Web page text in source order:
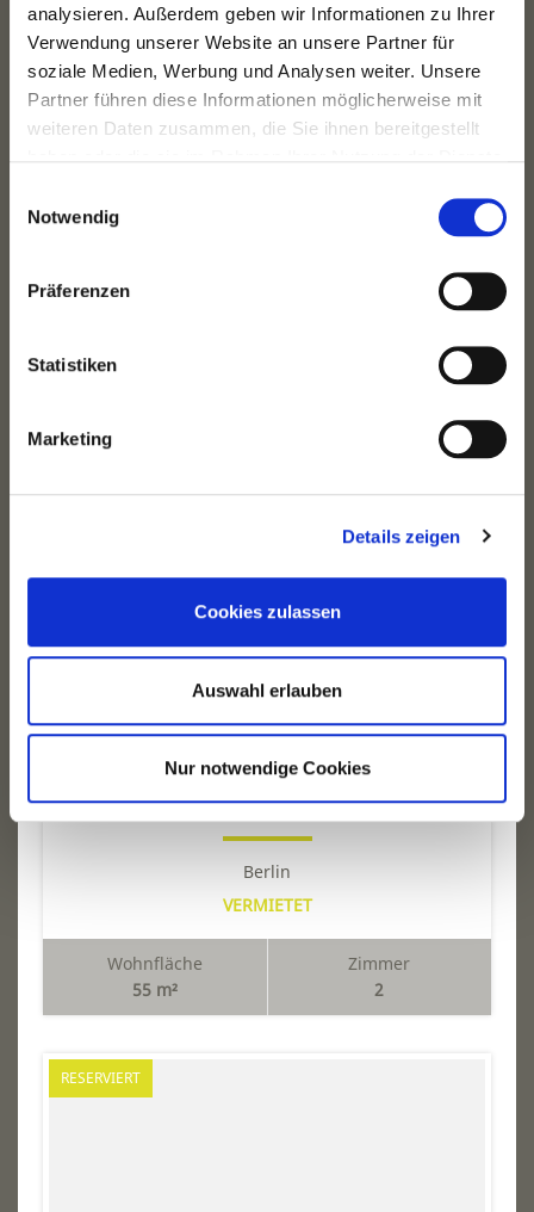
analysieren. Außerdem geben wir Informationen zu Ihrer
Verwendung unserer Website an unsere Partner für
soziale Medien, Werbung und Analysen weiter. Unsere
Partner führen diese Informationen möglicherweise mit
weiteren Daten zusammen, die Sie ihnen bereitgestellt
Notwendig
Präferenzen
Statistiken
Marketing
Details zeigen
Cookies zulassen
Auswahl erlauben
Nur notwendige Cookies
200 m²
6
AM WUNDERSCHÖNEN KARL-AUGUST-PLATZ: ...
AM WUNDERSCHÖNEN KARL-AUGUST-PLATZ: ...
Berlin
VERMIETET
Wohnfläche
55 m²
Zimmer
2
RESERVIERT